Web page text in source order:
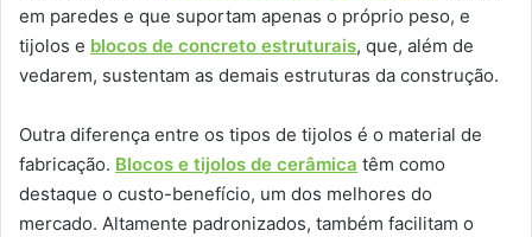
em paredes e que suportam apenas o próprio peso, e
tijolos e blocos de concreto estruturais, que, além de
vedarem, sustentam as demais estruturas da construção.
Outra diferença entre os tipos de tijolos é o material de
fabricação. Blocos e tijolos de cerâmica têm como
destaque o custo-benefício, um dos melhores do
mercado. Altamente padronizados, também facilitam o